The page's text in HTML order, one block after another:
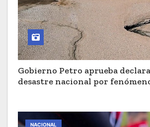
Gobierno Petro aprueba
desastre nacional por
NACIONAL